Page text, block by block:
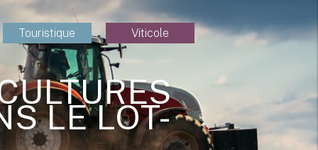
Touristique Viticole
LE LOT-